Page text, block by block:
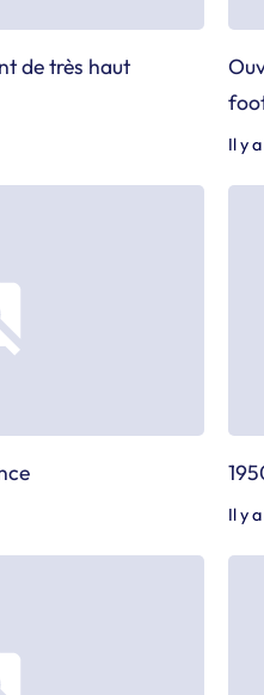
de très haut
Il y
Il y